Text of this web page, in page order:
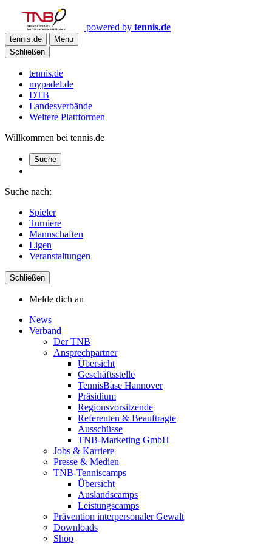
powered by tennis.de
tennis.de
Menu
Schließen
tennis.de
mypadel.de
DTB
Landesverbände
Weitere Plattformen
Willkommen bei tennis.de
Suche
Suche nach:
Spieler
Turniere
Mannschaften
Ligen
Veranstaltungen
Schließen
Melde dich an
News
Verband
Der TNB
Ansprechpartner
Übersicht
Geschäftsstelle
TennisBase Hannover
Präsidium
Regionsvorsitzende
Referenten & Beauftragte
Ausschüsse
TNB-Marketing GmbH
Jobs & Karriere
Presse & Medien
TNB-Tenniscamps
Übersicht
Auslandscamps
Leistungscamps
Prävention interpersonaler Gewalt
Downloads
Shop